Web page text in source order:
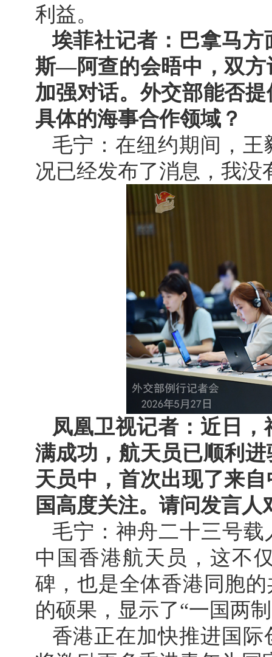
利益。
埃菲社记者：巴拿马
斯—阿查的会晤中，双方
加强对话。外交部能否
具体的海事合作领域？
毛宁：在纽约期间，
况已经发布了消息，我没
凤凰卫视记者：近日
满成功，航天员已顺利
天员中，首次出现了来
国高度关注。请问发言人
毛宁：神舟二十三号
中国香港航天员，这不
碑，也是全体香港同胞
的硕果，显示了“一国两
香港正在加快推进国